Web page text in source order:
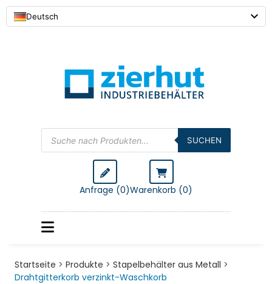
Deutsch
Products
search SUCHEN
Anfrage (0)Warenkorb (0)
Startseite > Produkte > Stapelbehälter aus Metall >
Drahtgitterkorb verzinkt-Waschkorb